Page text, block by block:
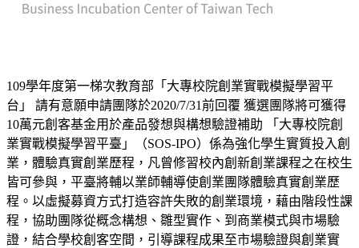
109學年度第一梯次教育部「大專校院創業實戰模擬學習平
台」 請有意願申請團隊於2020/7/31前回覆 獲選團隊將可獲得
10萬元創客基金用於產品發想與構想驗證補助 「大專校院創
業實戰模擬學習平臺」（SOS-IPO）係為強化學生實質投入創
業，體驗真實創業歷程，凡曾修習校內創新創業課程之在校生
皆可參與，平臺將輔以業師輔導使創業團隊體驗真實創業歷
程。以虛擬募資方式打造容許失敗的創業環境，藉由階段性課
程，協助團隊從概念構想、雛型實作、到商業模式與市場驗
證，結合學校創客空間，引導課程成果至市場驗證與創業實